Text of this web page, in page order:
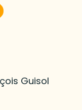
Guisol